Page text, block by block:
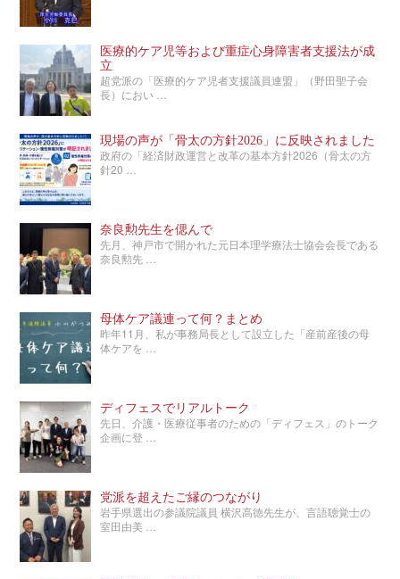
医療的ケア児等および重症心身障害者支援法が成
立
超党派の「医療的ケア児者支援議員連盟」（野田聖子会
長）におい …
現場の声が「骨太の方針2026」に反映されました
政府の「経済財政運営と改革の基本方針2026（骨太の方
針20 …
奈良勲先生を偲んで
先月、神戸市で開かれた元日本理学療法士協会会長である
奈良勲先 …
母体ケア議連って何？まとめ
昨年11月、私が事務局長として設立した「産前産後の母
体ケアを …
ディフェスでリアルトーク
先日、介護・医療従事者のための「ディフェス」のトーク
企画に登 …
党派を超えたご縁のつながり
岩手県選出の参議院議員 横沢高徳先生が、言語聴覚士の
室田由美 …